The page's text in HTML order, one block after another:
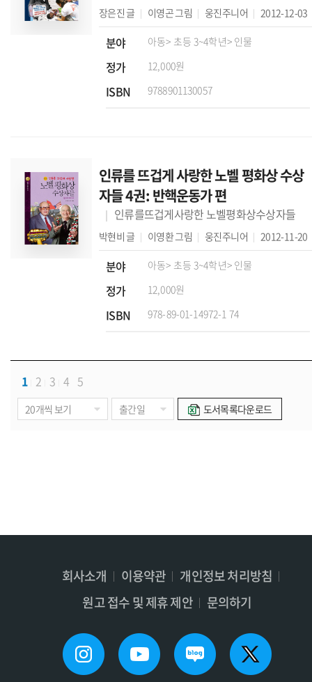
장은진 글 이영곤그림 웅진주니어 2012-12-03
분야 아동> 초등 3~4학년> 인물
정가 12,000원
ISBN 9788901130057
인류를 뜨겁게 사랑한 노벨 평화상 수상
자들 4권: 반핵운동가 편
인류를뜨겁게사랑한 노벨평화상수상자들
박현비 글 이영환그림 웅진주니어 2012-11-20
분야 아동> 초등 3~4학년> 인물
정가 12,000원
ISBN 978-89-01-14972-1 74
1 2 3 4 5
도서목록다운로드
회사소개 이용약관
개인정보 처리방침
원고 접수 및 제휴 제안
문의하기